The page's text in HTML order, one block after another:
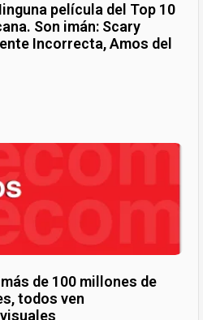
película del Top 10
Son imán: Scary
Incorrecta, Amos del
de 100 millones de
todos ven